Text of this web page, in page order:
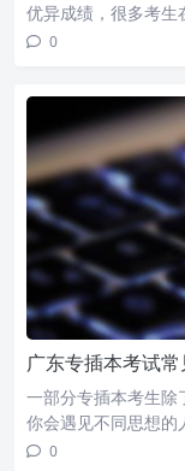
优异成绩，很多考
0
广东专插本考试
一部分专插本考生除
你会遇见不同思想
0